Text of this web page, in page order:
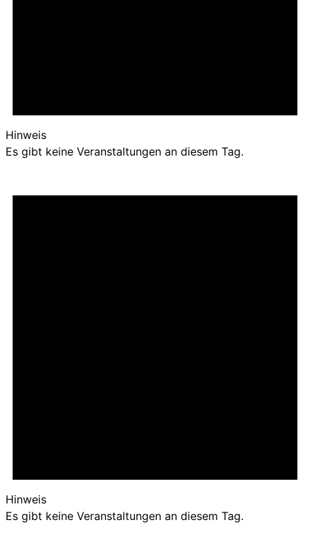
Hinweis
Es gibt keine Veranstaltungen an diesem Tag.
Hinweis
Es gibt keine Veranstaltungen an diesem Tag.